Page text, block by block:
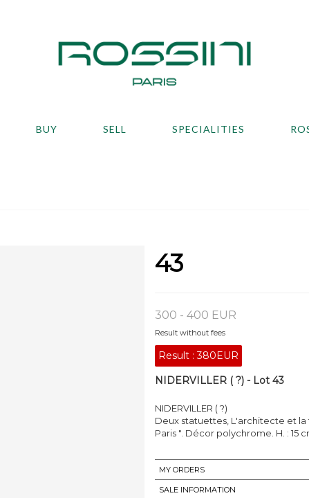
BUY SELL SPECIALITIES
43
300 - 400 EUR
Result without fees
Result :380EUR
NIDERVILLER ( ?) - Lot 43
NIDERVILLER ( ?)
Deux statuettes, L'architecte et la
Paris ". Décor polychrome. H. : 15
MY ORDERS
SALE INFORMATION